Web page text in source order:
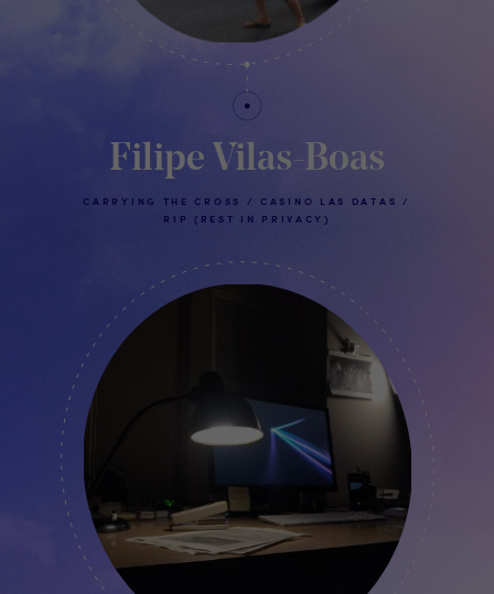
Filipe Vilas-Boas
CARRYING THE CROSS / CASINO LAS DATAS /
RIP (REST IN PRIVACY)